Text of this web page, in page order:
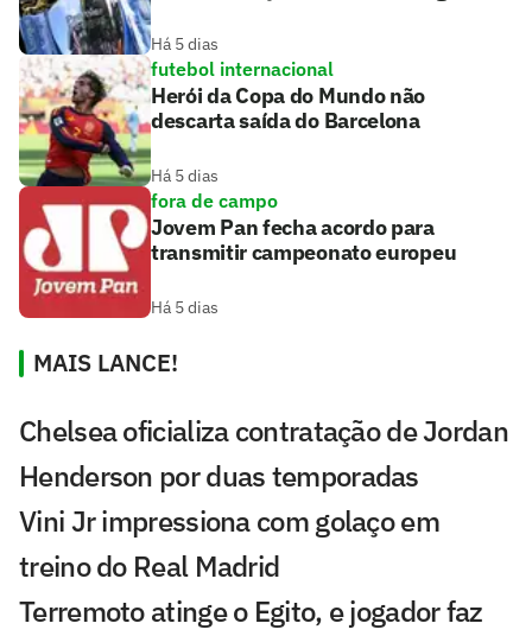
Há 5 dias
futebol internacional
Herói da Copa do Mundo não
descarta saída do Barcelona
Há 5 dias
fora de campo
Jovem Pan fecha acordo para
transmitir campeonato europeu
Há 5 dias
MAIS LANCE!
Chelsea oficializa contratação de Jordan
Henderson por duas temporadas
Vini Jr impressiona com golaço em
treino do Real Madrid
Terremoto atinge o Egito, e jogador faz